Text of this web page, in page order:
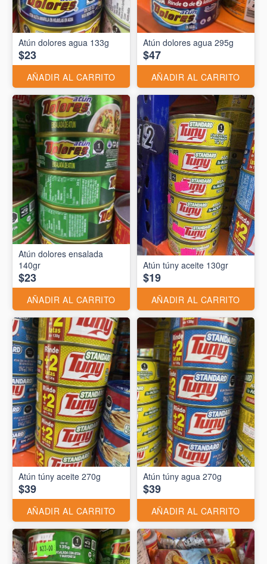
Atún dolores agua 133g
$23
AÑADIR AL CARRITO
Atún dolores agua 295g
$47
AÑADIR AL CARRITO
Atún dolores ensalada
140gr
$23
AÑADIR AL CARRITO
Atún túny aceite 130gr
$19
AÑADIR AL CARRITO
Atún túny aceite 270g
$39
AÑADIR AL CARRITO
Atún túny agua 270g
$39
AÑADIR AL CARRITO